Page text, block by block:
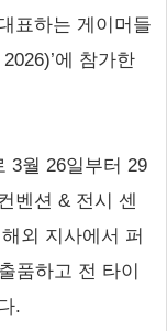
표하는 게이머들
에 참가한
3월 26일부터 29
벤션 & 전시 센
외 지사에서 퍼
품하고 전 타이
.